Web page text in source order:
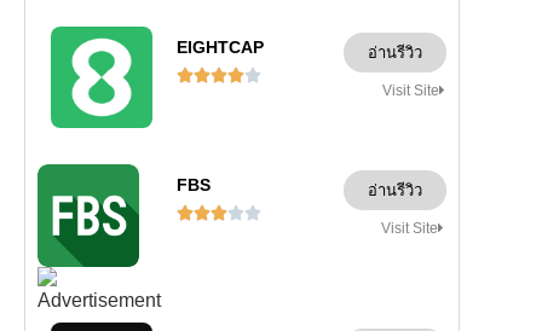
EIGHTCAP

อ่านรีวิว
Visit Site
FBS

อ่านรีวิว
Visit Site